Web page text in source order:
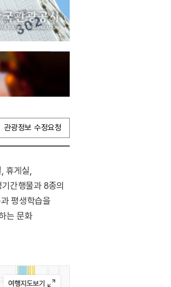
관광정보 수정요청
휴게실,
간행물과 8종의
평생학습을
는 문화